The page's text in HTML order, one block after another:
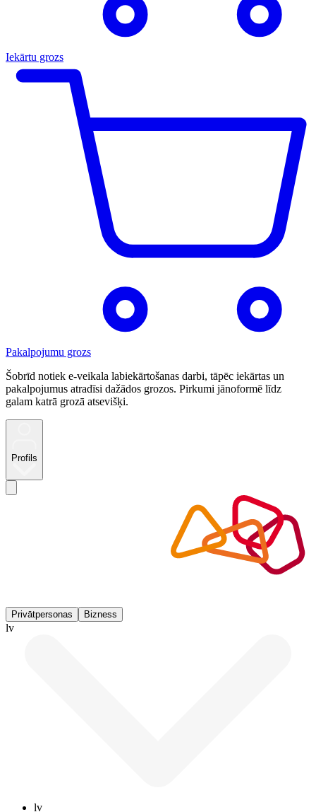
Iekārtu grozs
Pakalpojumu grozs
Šobrīd notiek e-veikala labiekārtošanas darbi, tāpēc iekārtas un
pakalpojumus atradīsi dažādos grozos. Pirkumi jānoformē līdz
galam katrā grozā atsevišķi.
Profils
Privātpersonas Bizness
lv
lv